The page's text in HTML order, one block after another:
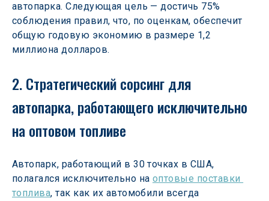
автопарка. Следующая цель — достичь 75%
соблюдения правил, что, по оценкам, обеспечит
общую годовую экономию в размере 1,2
миллиона долларов.
2. Стратегический сорсинг для
автопарка, работающего исключительно
на оптовом топливе
Автопарк, работающий в 30 точках в США,
полагался исключительно на оптовые поставки
топлива, так как их автомобили всегда